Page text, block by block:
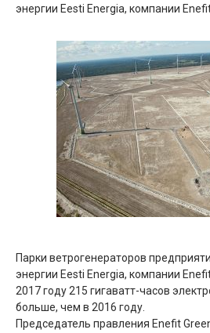
энергии Eesti Energia, компании
Парки ветрогенераторов
энергии Eesti Energia, компании
2017 году 215 гигаватт-часов
больше, чем в 2016 году.
Председатель правления Enefit